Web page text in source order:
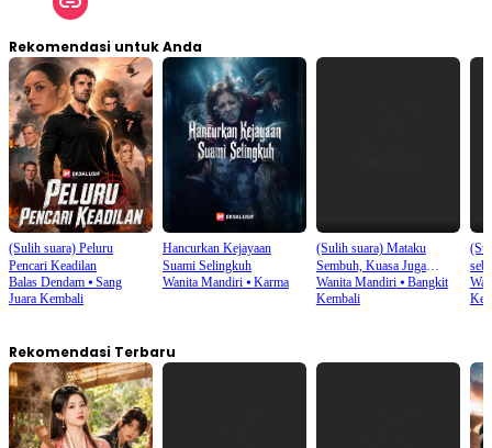
Rekomendasi untuk Anda
(Sulih suara) Peluru
Pencari Keadilan
Balas Dendam ⦁ Sang
Juara Kembali
Hancurkan Kejayaan
Suami Selingkuh
Wanita Mandiri⦁ Karma
(Sulih suara) Mataku
Sembuh, Kuasa Juga
Kembali
Wanita Mandiri⦁ Bangkit
Kembali
Rekomendasi Terbaru